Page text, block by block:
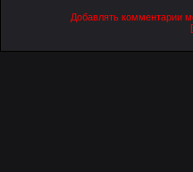
Добавлять комментарии